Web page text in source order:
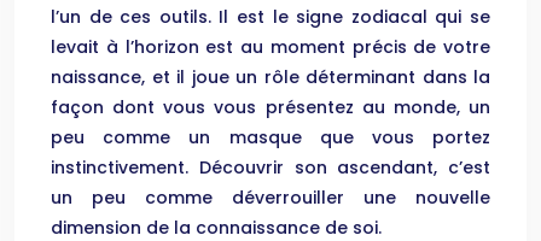
l’un de ces outils. Il est le signe zodiacal qui se
levait à l’horizon est au moment précis de votre
naissance, et il joue un rôle déterminant dans la
façon dont vous vous présentez au monde, un
peu comme un masque que vous portez
instinctivement. Découvrir son ascendant, c’est
un peu comme déverrouiller une nouvelle
dimension de la connaissance de soi.